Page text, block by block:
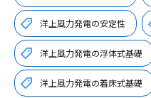
洋上風力発電の安定性
洋上風力発電の浮体式基礎
洋上風力発電の着床式基礎